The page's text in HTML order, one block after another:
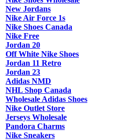
New Jordans
Nike Air Force 1s
Nike Shoes Canada
Nike Free
Jordan 20
Off White Nike Shoes
Jordan 11 Retro
Jordan 23
Adidas NMD
NHL Shop Canada
Wholesale Adidas Shoes
Nike Outlet Store
Jerseys Wholesale
Pandora Charms
Nike Sneakers